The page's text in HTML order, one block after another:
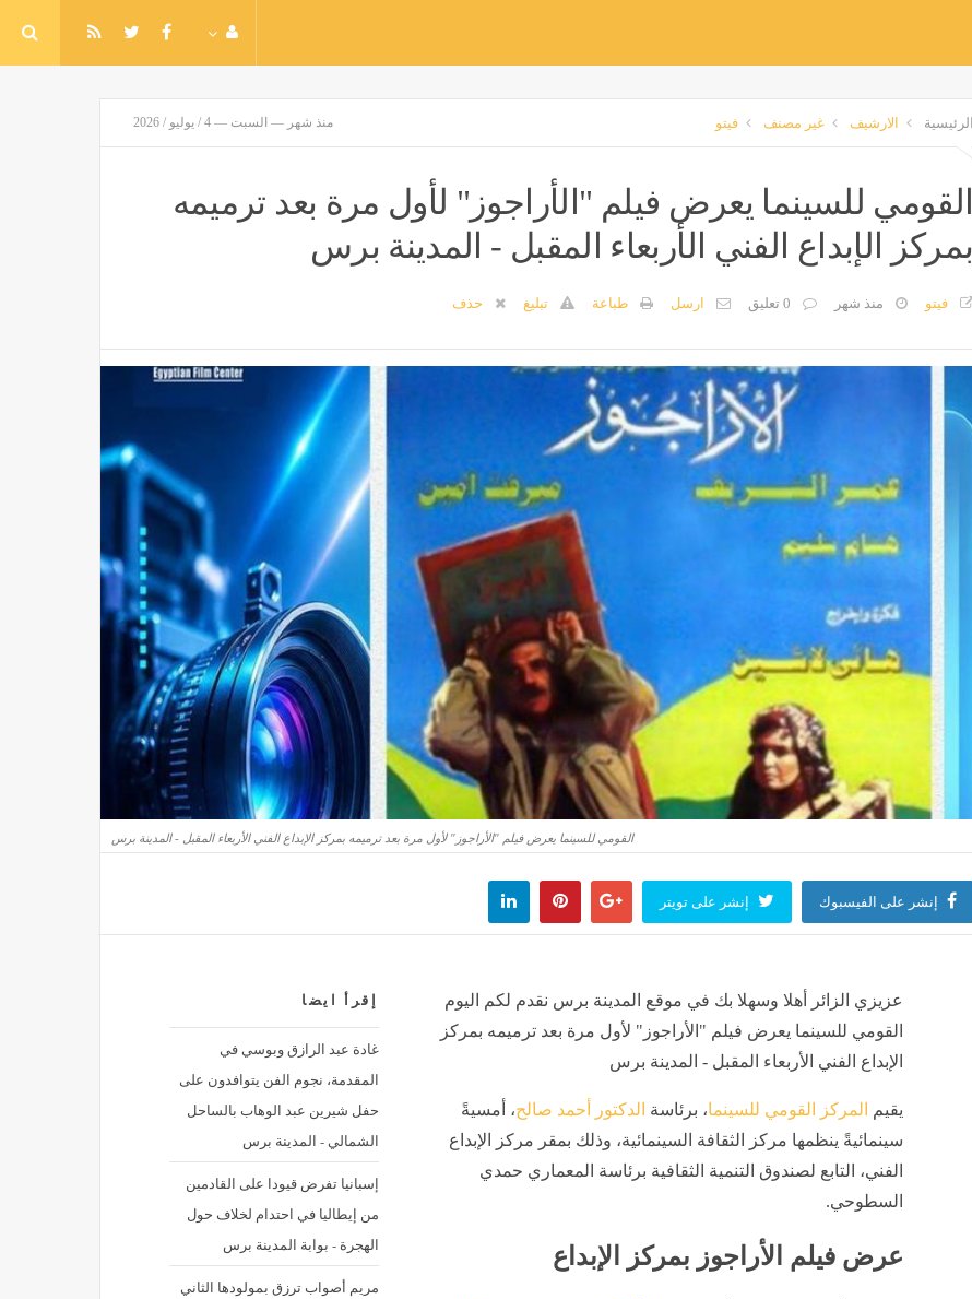
الرئيسية الارشيف غير مصنف فيتو منذ شهر — السبت — 4 / يوليو / 2026
القومي للسينما يعرض فيلم "الأراجوز" لأول مرة بعد ترميمه
بمركز الإبداع الفني الأربعاء المقبل - المدينة برس
فيتو منذ شهر 0 تعليق ارسل طباعة تبليغ حذف
القومي للسينما يعرض فيلم "الأراجوز" لأول مرة بعد ترميمه بمركز الإبداع الفني الأربعاء المقبل - المدينة برس
إنشر على الفيسبوك إنشر على تويتر
إقرأ ايضا
غادة عبد الرازق وبوسي في
المقدمة، نجوم الفن يتوافدون على
حفل شيرين عبد الوهاب بالساحل
الشمالي - المدينة برس
إسبانيا تفرض قيودا على القادمين
من إيطاليا في احتدام لخلاف حول
الهجرة - بوابة المدينة برس
مريم أصواب ترزق بمولودها الثاني
عزيزي الزائر أهلا وسهلا بك في موقع المدينة برس نقدم لكم اليوم
القومي للسينما يعرض فيلم "الأراجوز" لأول مرة بعد ترميمه بمركز
الإبداع الفني الأربعاء المقبل - المدينة برس
يقيم المركز القومي للسينما، برئاسة الدكتور أحمد صالح، أمسيةً
سينمائيةً ينظمها مركز الثقافة السينمائية، وذلك بمقر مركز الإبداع
الفني، التابع لصندوق التنمية الثقافية برئاسة المعماري حمدي
السطوحي.
عرض فيلم الأراجوز بمركز الإبداع